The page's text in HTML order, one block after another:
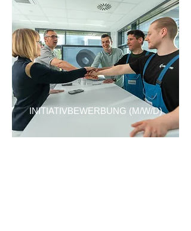
INITIATIVBEWERBUNG (M/W/D)